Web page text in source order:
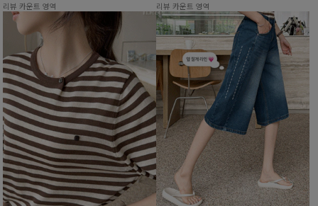
리뷰 카운트 영역 리뷰 카운트 영역